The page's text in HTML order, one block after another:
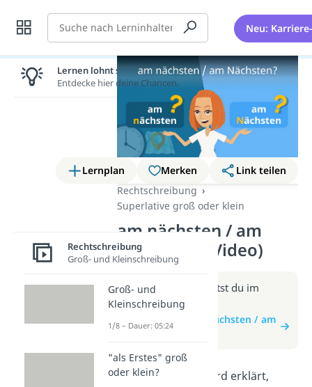
Suche Neu:
Lernplan Merken
Link teilen
Rechtschreibung
Superlative groß oder klein
am nächsten / am
Nächsten? (Video)
Weitere Infos erhältst du im
Beitrag zum Video
zum Beitrag: am nächsten / am
In diesem Video wird erklärt,
Lernen lohnt sich!
Entdecke hier deine Chancen.
Rechtschreibung
Groß- und Kleinschreibung
Groß- und
Kleinschreibung
1/8 – Dauer: 05:24
"als Erstes" groß
oder klein?